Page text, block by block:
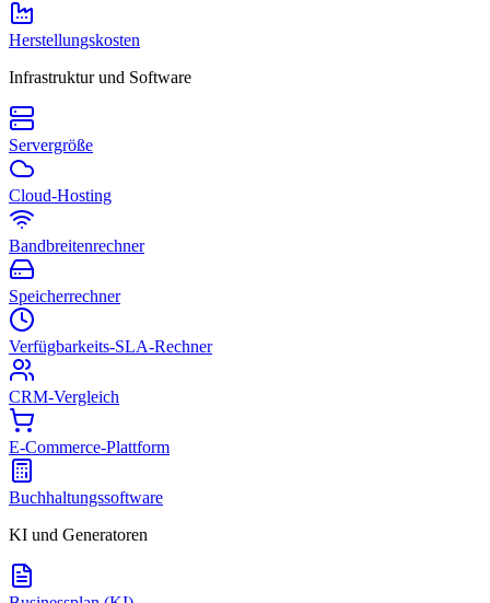
Herstellungskosten
Infrastruktur und Software
Servergröße
Cloud-Hosting
Bandbreitenrechner
Speicherrechner
Verfügbarkeits-SLA-Rechner
CRM-Vergleich
E-Commerce-Plattform
Buchhaltungssoftware
KI und Generatoren